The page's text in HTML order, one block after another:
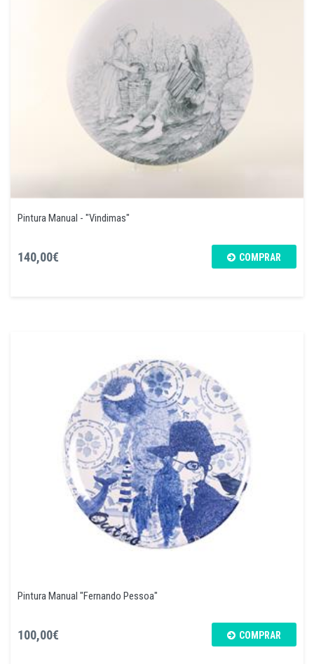
Pintura Manual - "Vindimas"
140,00€ COMPRAR
Pintura Manual "Fernando Pessoa"
100,00€ COMPRAR